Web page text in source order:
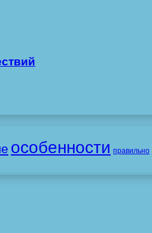
особенности правильно